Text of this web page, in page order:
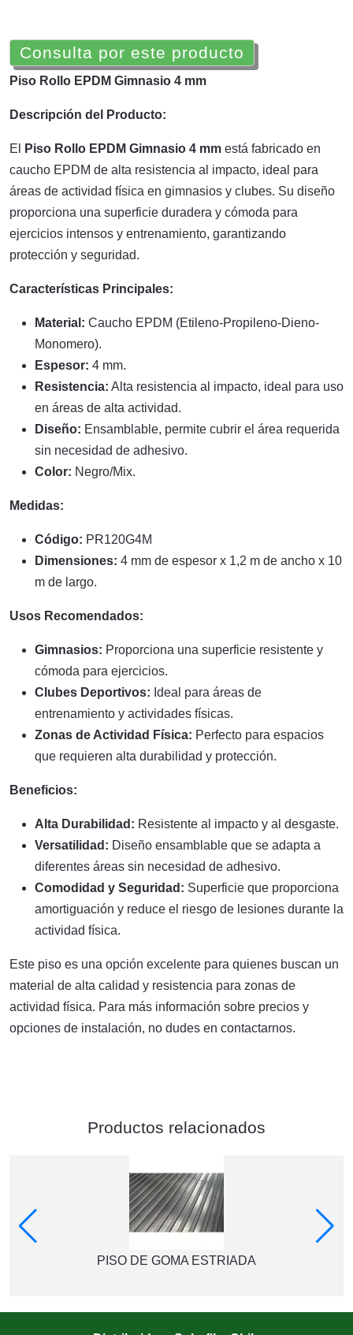
Consulta por este producto
Piso Rollo EPDM Gimnasio 4 mm
Descripción del Producto:
El Piso Rollo EPDM Gimnasio 4 mm está fabricado en
caucho EPDM de alta resistencia al impacto, ideal para
áreas de actividad física en gimnasios y clubes. Su diseño
proporciona una superficie duradera y cómoda para
ejercicios intensos y entrenamiento, garantizando
protección y seguridad.
Características Principales:
Material: Caucho EPDM (Etileno-Propileno-Dieno-
Monomero).
Espesor: 4 mm.
Resistencia: Alta resistencia al impacto, ideal para uso
en áreas de alta actividad.
Diseño: Ensamblable, permite cubrir el área requerida
sin necesidad de adhesivo.
Color: Negro/Mix.
Medidas:
Código: PR120G4M
Dimensiones: 4 mm de espesor x 1,2 m de ancho x 10
m de largo.
Usos Recomendados:
Gimnasios: Proporciona una superficie resistente y
cómoda para ejercicios.
Clubes Deportivos: Ideal para áreas de
entrenamiento y actividades físicas.
Zonas de Actividad Física: Perfecto para espacios
que requieren alta durabilidad y protección.
Beneficios:
Alta Durabilidad: Resistente al impacto y al desgaste.
Versatilidad: Diseño ensamblable que se adapta a
diferentes áreas sin necesidad de adhesivo.
Comodidad y Seguridad: Superficie que proporciona
amortiguación y reduce el riesgo de lesiones durante la
actividad física.
Este piso es una opción excelente para quienes buscan un
material de alta calidad y resistencia para zonas de
actividad física. Para más información sobre precios y
opciones de instalación, no dudes en contactarnos.
Productos relacionados
PISO DE GOMA ESTRIADA